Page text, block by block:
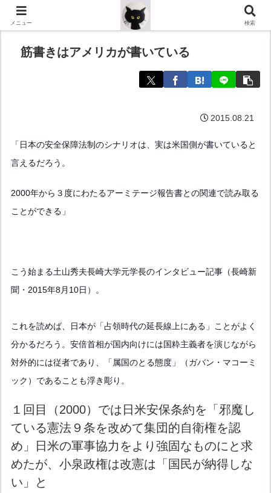
筋書きはアメリカが書いている
2015.08.21
「日本の安全保障法制のシナリオは、実は米国側が書いていると
言えるだろう。
2000年から３度にわたるアーミテージ報告書との関連で読み取る
ことができる」
こう始まる土山秀夫長崎大学元学長のインタビュー記事（長崎新
聞・2015年8月10日）。
これを読めば、日本が「占領時代の延長線上にある」ことがよく
分かるだろう。安倍首相が国内向けには国粋主義者を演じながら
対外的には従者であり、「属国のとる態度」（ガバン・マコーミ
ック）であることも浮き彫り。
１回目（2000）では日米安保条約を「邪魔し
ている憲法９条を改めて集団的自衛権を認
め」日米の軍事協力をより強固なものにと求
めたが、小泉政権は改憲は「国民が納得しな
い」と
メニュー 検索